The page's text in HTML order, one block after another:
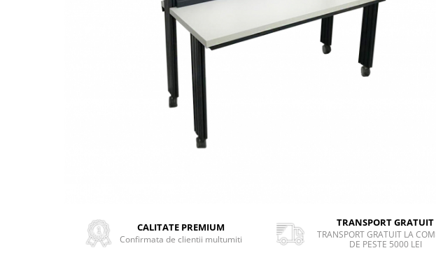
Dulapuri de laborator/Corpuri de
CALITATE PREMIUM
Confirmata de clientii multumiti
TRANSPORT GRATUIT
TRANSPORT GRATUIT LA
DE PESTE 5000 LEI